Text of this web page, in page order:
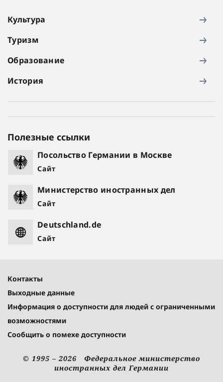
Культура
Туризм
Образование
История
Полезные ссылки
Посольство Германии в Москве
Сайт
Министерство иностранных дел
Сайт
Deutschland.de
Сайт
Контакты
Выходные данные
Информация о доступности для людей с ограниченными
возможностями
Сообщить о помехе доступности
© 1995 – 2026 Федеральное министерство
иностранных дел Германии